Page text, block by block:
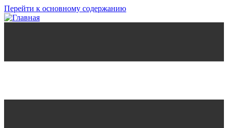
Перейти к основному содержанию